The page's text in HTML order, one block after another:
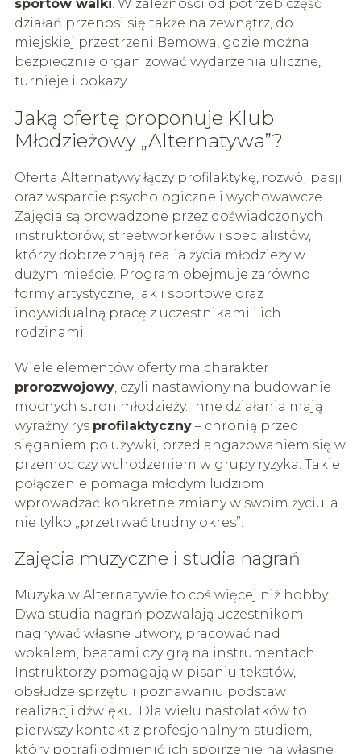
sportów walki. W zależności od potrzeb część
działań przenosi się także na zewnątrz, do
miejskiej przestrzeni Bemowa, gdzie można
bezpiecznie organizować wydarzenia uliczne,
turnieje i pokazy.
Jaką ofertę proponuje Klub
Młodzieżowy „Alternatywa”?
Oferta Alternatywy łączy profilaktykę, rozwój pasji
oraz wsparcie psychologiczne i wychowawcze.
Zajęcia są prowadzone przez doświadczonych
instruktorów, streetworkerów i specjalistów,
którzy dobrze znają realia życia młodzieży w
dużym mieście. Program obejmuje zarówno
formy artystyczne, jak i sportowe oraz
indywidualną pracę z uczestnikami i ich
rodzinami.
Wiele elementów oferty ma charakter
prorozwojowy, czyli nastawiony na budowanie
mocnych stron młodzieży. Inne działania mają
wyraźny rys profilaktyczny– chronią przed
sięganiem po używki, przed angażowaniem się w
przemoc czy wchodzeniem w grupy ryzyka. Takie
połączenie pomaga młodym ludziom
wprowadzać konkretne zmiany w swoim życiu, a
nie tylko „przetrwać trudny okres”.
Zajęcia muzyczne i studia nagrań
Muzyka w Alternatywie to coś więcej niż hobby.
Dwa studia nagrań pozwalają uczestnikom
nagrywać własne utwory, pracować nad
wokalem, beatami czy grą na instrumentach.
Instruktorzy pomagają w pisaniu tekstów,
obsłudze sprzętu i poznawaniu podstaw
realizacji dźwięku. Dla wielu nastolatków to
pierwszy kontakt z profesjonalnym studiem,
który potrafi odmienić ich spojrzenie na własne